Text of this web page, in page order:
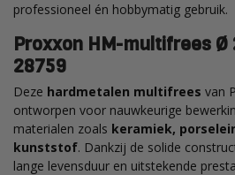
professioneel én hobbymatig gebruik.
Proxxon HM-multifrees Ø
28759
Deze hardmetalen multifrees van
ontworpen voor nauwkeurige
materialen zoals keramiek,
kunststof. Dankzij de solide
lange levensduur en uitstekende